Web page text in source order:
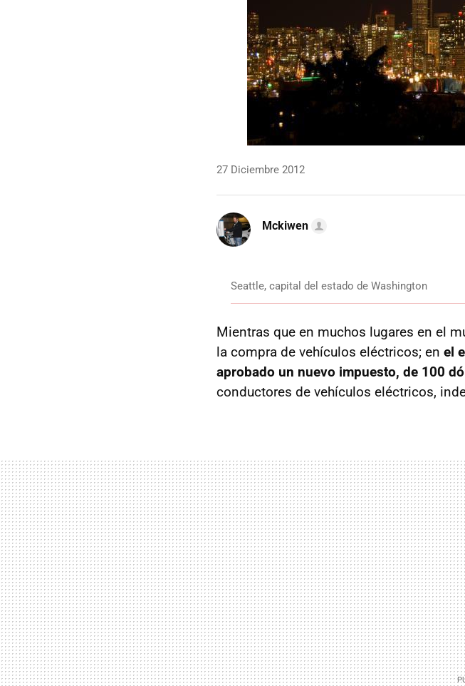
27 Diciembre 2012
Mckiwen
Seattle, capital del estado de Washington
Mientras que en muchos lugares en el
la compra de vehículos eléctricos; en el
aprobado un nuevo impuesto, de 100
conductores de vehículos eléctricos,